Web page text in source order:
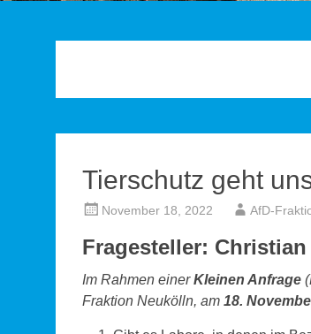
Tierschutz geht
November 18, 2022 AfD-
Fragesteller:
Im Rahmen einerKleinen Anfrage
Fraktion Neukölln, am 18.